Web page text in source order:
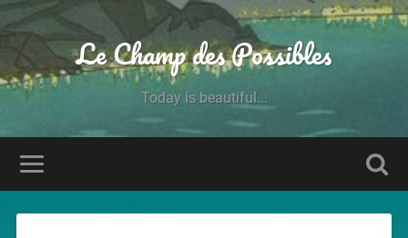
Le Champ des Possibles
Today is beautiful...